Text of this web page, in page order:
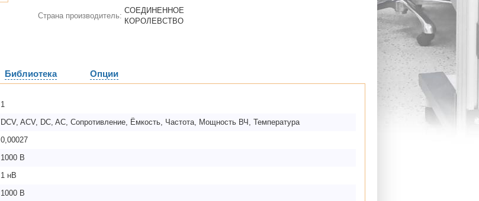
Страна производитель:
СОЕДИНЕННОЕ
КОРОЛЕВСТВО
Библиотека Опции
1
DCV, ACV, DC, AC, Сопротивление, Ёмкость, Частота, Мощность ВЧ, Температура
0,00027
1000 В
1 нВ
1000 В